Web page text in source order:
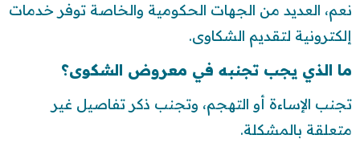
نعم، العديد من الجهات الحكومية والخاصة توفر خدمات
إلكترونية لتقديم الشكاوى.
ما الذي يجب تجنبه في معروض الشكوى؟
تجنب الإساءة أو التهجم، وتجنب ذكر تفاصيل غير
متعلقة بالمشكلة.